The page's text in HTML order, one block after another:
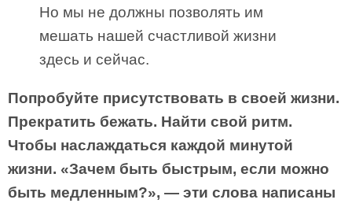
Но мы не должны позволять им
мешать нашей счастливой жизни
здесь и сейчас.
Попробуйте присутствовать в своей жизни.
Прекратить бежать. Найти свой ритм.
Чтобы наслаждаться каждой минутой
жизни. «Зачем быть быстрым, если можно
быть медленным?», — эти слова написаны